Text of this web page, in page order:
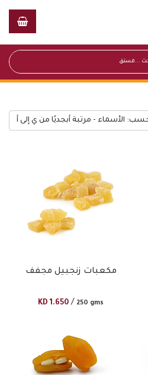
الأسماء - مرتبة أبجديًا من ي إلى أ
مكعبات زنجبيل مجفف
KD 1.650 / 250 gms